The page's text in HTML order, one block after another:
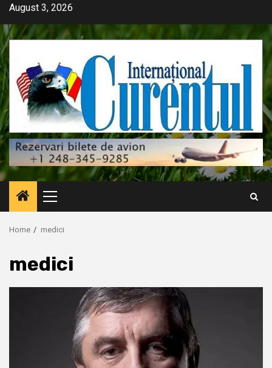
Skip
content
August 3, 2026
Primary
Menu
Home medici
medici